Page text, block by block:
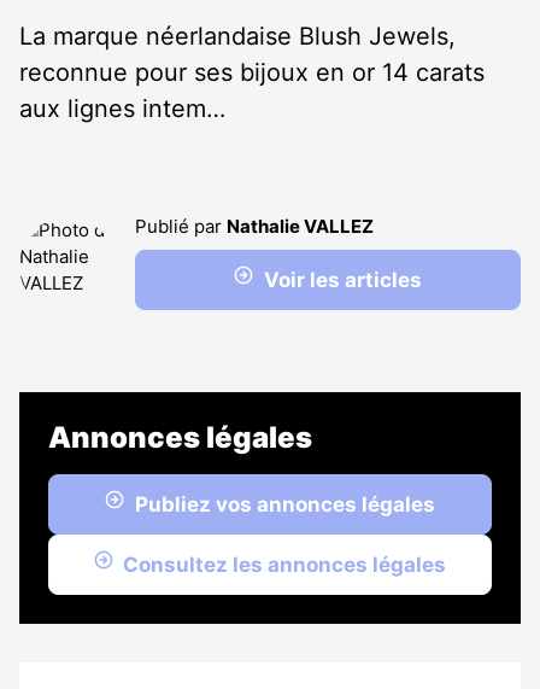
La marque néerlandaise Blush Jewels,
reconnue pour ses bijoux en or 14 carats
aux lignes intem…
Publié par Nathalie VALLEZ
Voir les articles
Annonces légales
Publiez vos annonces légales
Consultez les annonces légales